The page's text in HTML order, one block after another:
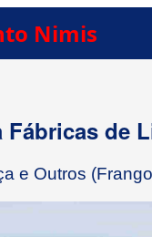
Nimis
Fábricas de
e Outros